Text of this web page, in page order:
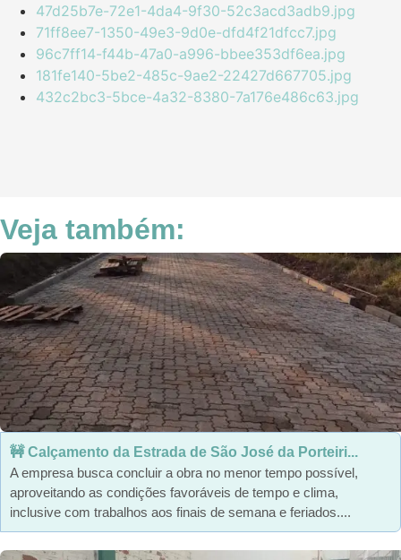
47d25b7e-72e1-4da4-9f30-52c3acd3adb9.jpg
71ff8ee7-1350-49e3-9d0e-dfd4f21dfcc7.jpg
96c7ff14-f44b-47a0-a996-bbee353df6ea.jpg
181fe140-5be2-485c-9ae2-22427d667705.jpg
432c2bc3-5bce-4a32-8380-7a176e486c63.jpg
Veja também:
🚧 Calçamento da Estrada de São José da Porteiri...
A empresa busca concluir a obra no menor tempo possível,
aproveitando as condições favoráveis de tempo e clima,
inclusive com trabalhos aos finais de semana e feriados....